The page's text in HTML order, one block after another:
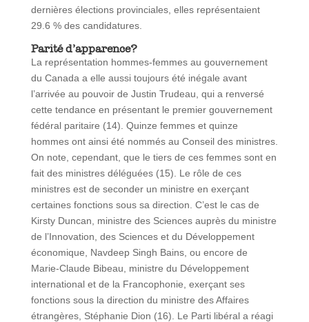
dernières élections provinciales, elles représentaient
29.6 % des candidatures.
Parité d’apparence?
La représentation hommes-femmes au gouvernement
du Canada a elle aussi toujours été inégale avant
l’arrivée au pouvoir de Justin Trudeau, qui a renversé
cette tendance en présentant le premier gouvernement
fédéral paritaire (14). Quinze femmes et quinze
hommes ont ainsi été nommés au Conseil des ministres.
On note, cependant, que le tiers de ces femmes sont en
fait des ministres déléguées (15). Le rôle de ces
ministres est de seconder un ministre en exerçant
certaines fonctions sous sa direction. C’est le cas de
Kirsty Duncan, ministre des Sciences auprès du ministre
de l’Innovation, des Sciences et du Développement
économique, Navdeep Singh Bains, ou encore de
Marie-Claude Bibeau, ministre du Développement
international et de la Francophonie, exerçant ses
fonctions sous la direction du ministre des Affaires
étrangères, Stéphanie Dion (16). Le Parti libéral a réagi